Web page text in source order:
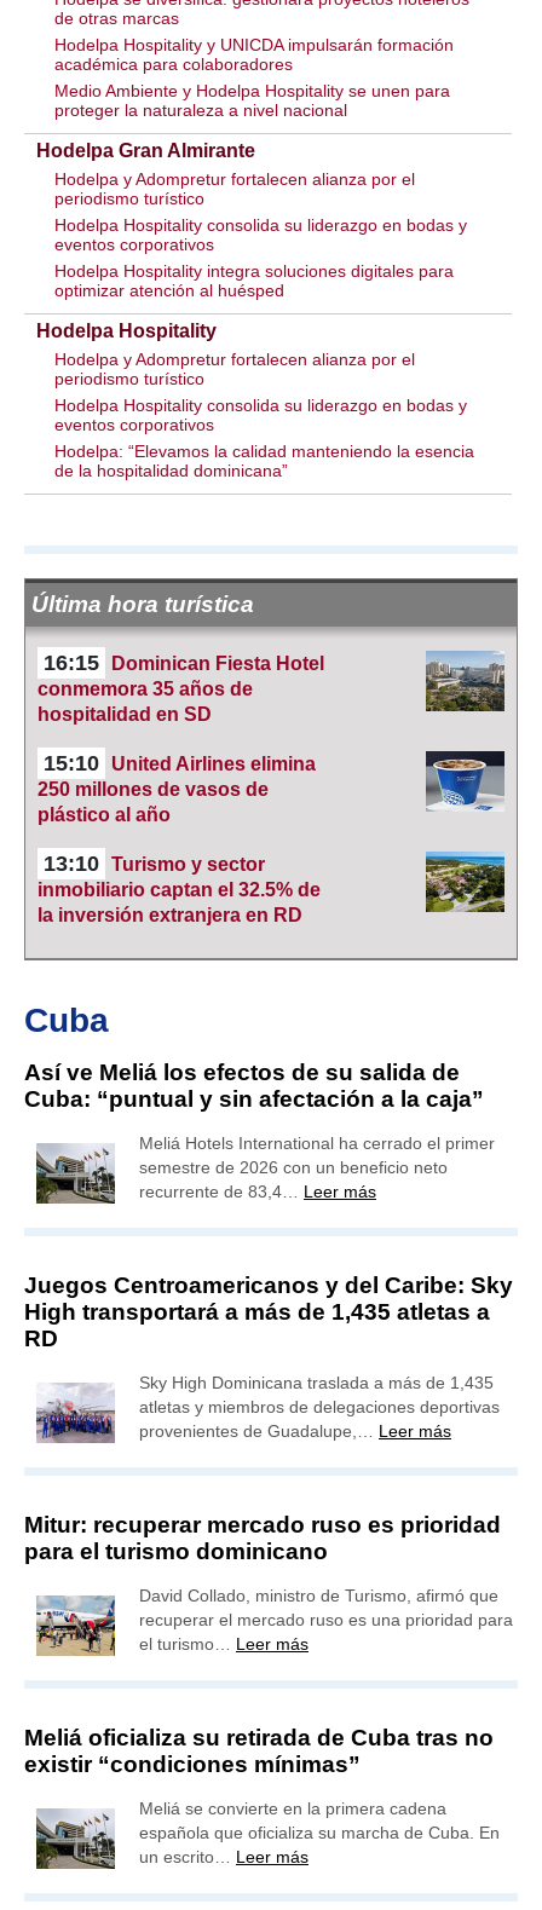
de otras marcas
Hodelpa Hospitality y UNICDA impulsarán formación
académica para colaboradores
Medio Ambiente y Hodelpa Hospitality se unen para
proteger la naturaleza a nivel nacional
Hodelpa Gran Almirante
Hodelpa y Adompretur fortalecen alianza por el
periodismo turístico
Hodelpa Hospitality consolida su liderazgo en bodas y
eventos corporativos
Hodelpa Hospitality integra soluciones digitales para
optimizar atención al huésped
Hodelpa Hospitality
Hodelpa y Adompretur fortalecen alianza por el
periodismo turístico
Hodelpa Hospitality consolida su liderazgo en bodas y
eventos corporativos
Hodelpa: “Elevamos la calidad manteniendo la esencia
de la hospitalidad dominicana”
Última hora turística
16:15
Dominican Fiesta Hotel
conmemora 35 años de
hospitalidad en SD
15:10
United Airlines elimina
250 millones de vasos de
plástico al año
13:10 Turismo y sector
inmobiliario captan el 32.5% de
la inversión extranjera en RD
Cuba
Así ve Meliá los efectos de su salida de
Cuba: “puntual y sin afectación a la caja”
Meliá Hotels International ha cerrado el primer
semestre de 2026 con un beneficio neto
recurrente de 83,4… Leer más
Juegos Centroamericanos y del Caribe: Sky
High transportará a más de 1,435 atletas a
RD
Sky High Dominicana traslada a más de 1,435
atletas y miembros de delegaciones deportivas
provenientes de Guadalupe,… Leer más
Mitur: recuperar mercado ruso es prioridad
para el turismo dominicano
David Collado, ministro de Turismo, afirmó que
recuperar el mercado ruso es una prioridad para
el turismo… Leer más
Meliá oficializa su retirada de Cuba tras no
existir “condiciones mínimas”
Meliá se convierte en la primera cadena
española que oficializa su marcha de Cuba. En
un escrito… Leer más